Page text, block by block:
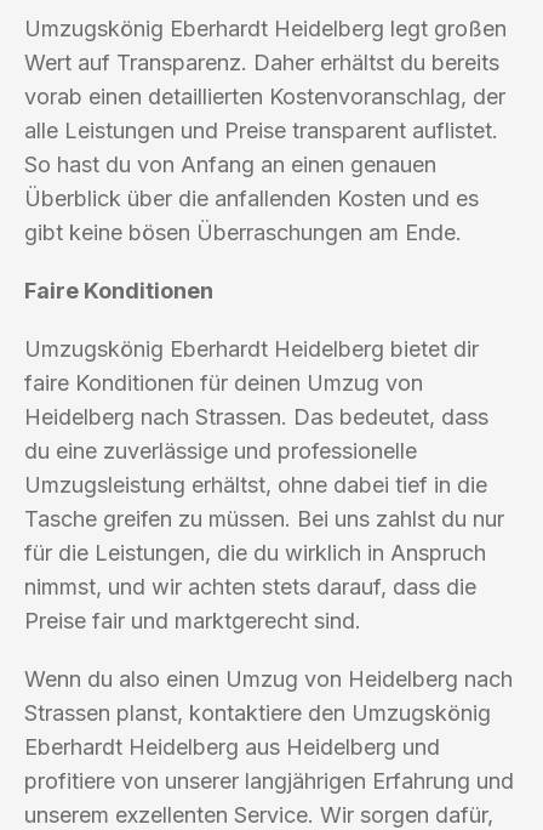
Umzugskönig Eberhardt Heidelberg legt großen
Wert auf Transparenz. Daher erhältst du bereits
vorab einen detaillierten Kostenvoranschlag, der
alle Leistungen und Preise transparent auflistet.
So hast du von Anfang an einen genauen
Überblick über die anfallenden Kosten und es
gibt keine bösen Überraschungen am Ende.
Faire Konditionen
Umzugskönig Eberhardt Heidelberg bietet dir
faire Konditionen für deinen Umzug von
Heidelberg nach Strassen. Das bedeutet, dass
du eine zuverlässige und professionelle
Umzugsleistung erhältst, ohne dabei tief in die
Tasche greifen zu müssen. Bei uns zahlst du nur
für die Leistungen, die du wirklich in Anspruch
nimmst, und wir achten stets darauf, dass die
Preise fair und marktgerecht sind.
Wenn du also einen Umzug von Heidelberg nach
Strassen planst, kontaktiere den Umzugskönig
Eberhardt Heidelberg aus Heidelberg und
profitiere von unserer langjährigen Erfahrung und
unserem exzellenten Service. Wir sorgen dafür,